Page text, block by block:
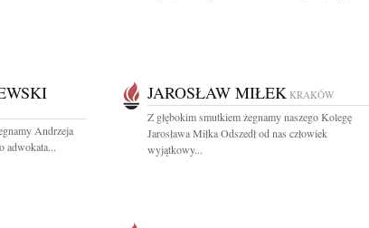
Andrzeja
adwokata...
JAROSŁAW MIŁEK KRAKÓW
Z głębokim smutkiem żegnamy naszego Kolegę
Jarosława Miłka Odszedł od nas człowiek
wyjątkowy...